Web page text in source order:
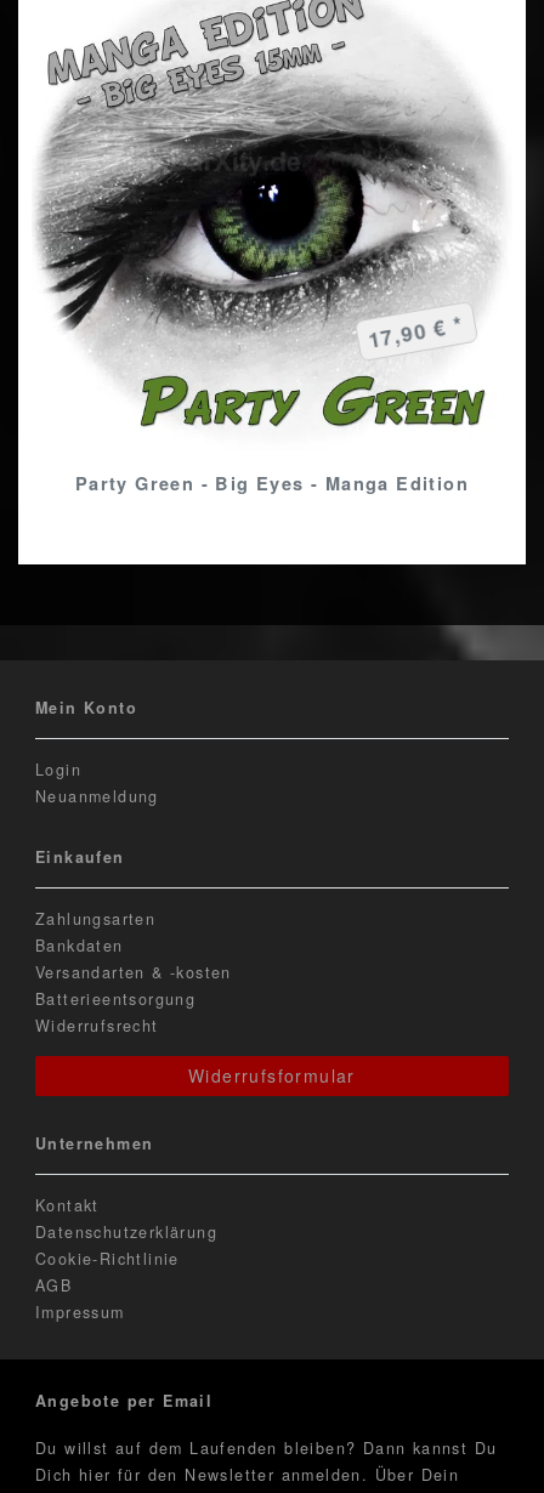
Party Green - Big Eyes - Manga Edition
17,90 € *
Mein Konto
Login
Neuanmeldung
Einkaufen
Zahlungsarten
Bankdaten
Versandarten & -kosten
Batterieentsorgung
Widerrufsrecht
Widerrufsformular
Unternehmen
Kontakt
Datenschutzerklärung
Cookie-Richtlinie
AGB
Impressum
Angebote per Email
Du willst auf dem Laufenden bleiben? Dann kannst Du
Dich hier für den Newsletter anmelden. Über Dein